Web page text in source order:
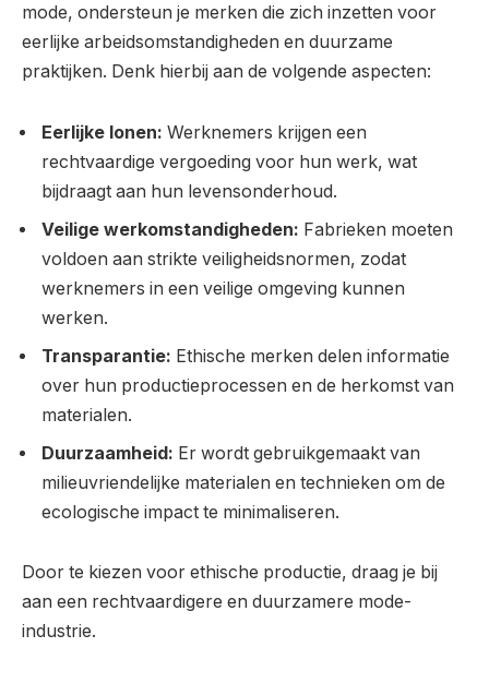
mode, ondersteun je merken die zich inzetten voor
eerlijke arbeidsomstandigheden en duurzame
praktijken. Denk hierbij aan de volgende aspecten:
Eerlijke lonen: Werknemers krijgen een
rechtvaardige vergoeding voor hun werk, wat
bijdraagt aan hun levensonderhoud.
Veilige werkomstandigheden: Fabrieken moeten
voldoen aan strikte veiligheidsnormen, zodat
werknemers in een veilige omgeving kunnen
werken.
Transparantie: Ethische merken delen informatie
over hun productieprocessen en de herkomst van
materialen.
Duurzaamheid: Er wordt gebruikgemaakt van
milieuvriendelijke materialen en technieken om de
ecologische impact te minimaliseren.
Door te kiezen voor ethische productie, draag je bij
aan een rechtvaardigere en duurzamere mode-
industrie.